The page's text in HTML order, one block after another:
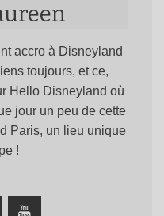
accro à Disneyland
toujours, et ce,
Hello Disneyland où
jour un peu de cette
Paris, un lieu unique
!